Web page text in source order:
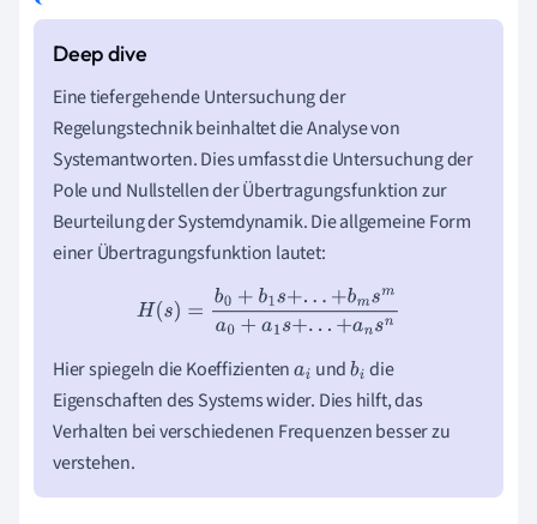
Eine tiefergehende Untersuchung der
Regelungstechnik beinhaltet die Analyse von
Systemantworten. Dies umfasst die Untersuchung der
Pole und Nullstellen der Übertragungsfunktion zur
Beurteilung der Systemdynamik. Die allgemeine Form
einer Übertragungsfunktion lautet:
s)=b0+ b1 s+...+bmsma0+a1s+...+an
Hier spiegeln die Koeffizientenai undbidie
Eigenschaften des Systems wider. Dies hilft, das
Verhalten bei verschiedenen Frequenzen besser zu
verstehen.